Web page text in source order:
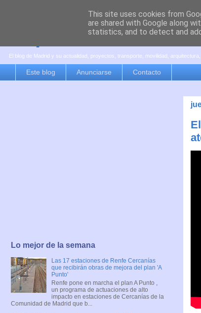
es por madrid
El blog de Madrid y su actualidad, proyectos, transporte, movilidad,
Este blog Anunciarse Contacto
Lo mejor de la semana
Las 17 estaciones de Renfe Cercanías
que recibirán obras de mejora del plan 'A
Punto'
Renfe pone en marcha el plan A Punto ,
un programa de actuaciones de alto
impacto en estaciones de Cercanías de la
Comunidad de Madrid que b...
This site uses cookies from
are shared with Google along
statistics, and to detect and